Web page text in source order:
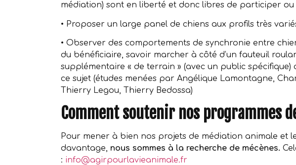
médiation) sont en liberté et donc libres de participer ou
•⁠ ⁠Proposer un large panel de chiens aux profils très
•⁠ ⁠Observer des comportements de synchronie entre
du bénéficiaire, savoir marcher à côté d’un fauteuil
supplémentaire « de terrain » (avec un public spécifique)
ce sujet (études menées par Angélique Lamontagne,
Thierry Legou, Thierry Bedossa)
Comment soutenir nos programmes
Pour mener à bien nos projets de médiation animale et
davantage, nous sommes à la recherche de mécènes.
: info@agirpourlavieanimale.fr